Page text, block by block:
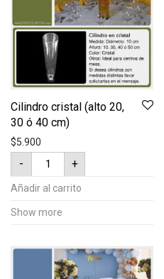
Cilindro cristal (alto 20,
30 ó 40 cm)
$5.900
-
Cilindro
cristal
(alto
20,
40
+
Añadir al carrito
Show more